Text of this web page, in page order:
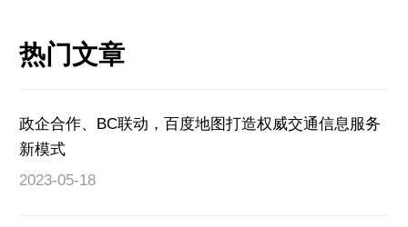
热门文章
政企合作、BC联动，百度地图打造权威交通信息服务
新模式
2023-05-18